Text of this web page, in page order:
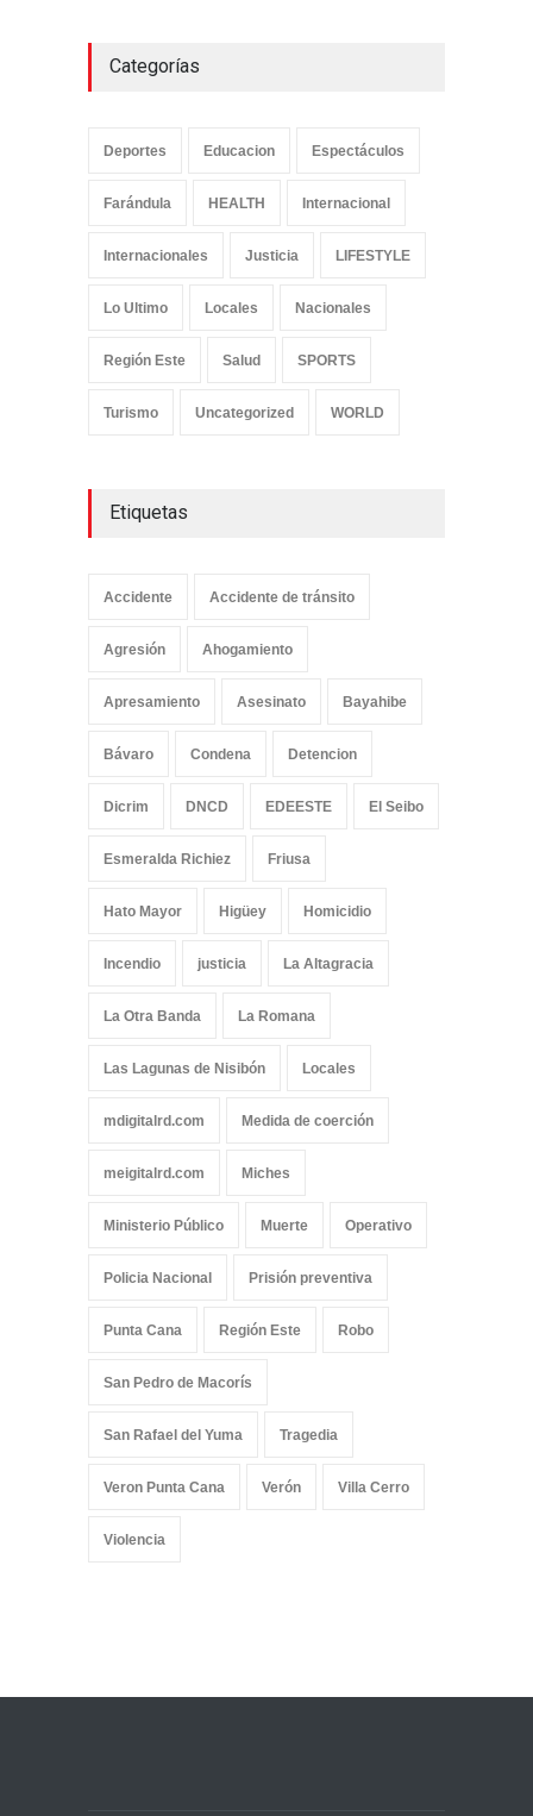
Categorías
Deportes Educacion Espectáculos
Farándula HEALTH Internacional
Internacionales Justicia LIFESTYLE
Lo Ultimo Locales Nacionales
Región Este Salud SPORTS
Turismo Uncategorized WORLD
Etiquetas
Accidente Accidente de tránsito
Agresión Ahogamiento
Apresamiento Asesinato Bayahibe
Bávaro Condena Detencion
Dicrim DNCD EDEESTE El Seibo
Esmeralda Richiez Friusa
Hato Mayor Higüey Homicidio
Incendio justicia La Altagracia
La Otra Banda La Romana
Las Lagunas de Nisibón Locales
mdigitalrd.com Medida de coerción
meigitalrd.com Miches
Ministerio Público Muerte Operativo
Policia Nacional Prisión preventiva
Punta Cana Región Este Robo
San Pedro de Macorís
San Rafael del Yuma Tragedia
Veron Punta Cana Verón Villa Cerro
Violencia